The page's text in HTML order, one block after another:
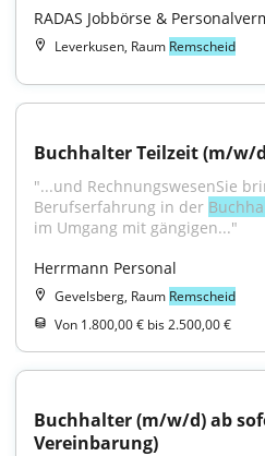
RADAS Jobbörse &
Leverkusen, Raum Remscheid
Buchhalter Teilzeit (m/w/
"...und RechnungswesenSie
Berufserfahrung in der
im Umgang mit gängigen..."
Herrmann Personal
Gevelsberg, Raum Remscheid
Von 1.800,00 € bis 2.500,00 €
Buchhalter (m/w/d) ab
Vereinbarung)